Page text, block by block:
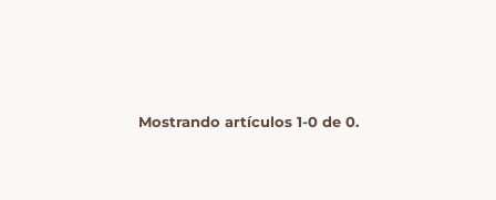
Mostrando artículos 1-0 de 0.